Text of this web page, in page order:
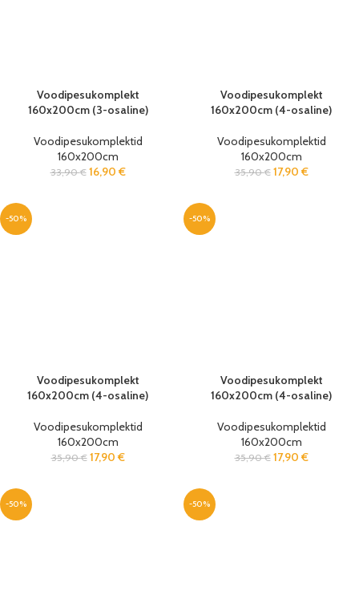
Voodipesukomplekt
160x200cm (3-osaline)
Voodipesukomplektid
160x200cm
33,90€ 16,90 €
Voodipesukomplekt
160x200cm (4-osaline)
Voodipesukomplektid
160x200cm
35,90€ 17,90 €
-50%
Voodipesukomplekt
160x200cm (4-osaline)
Voodipesukomplektid
160x200cm
35,90€ 17,90 €
-50%
Voodipesukomplekt
160x200cm (4-osaline)
Voodipesukomplektid
160x200cm
35,90€ 17,90 €
-50% -50%